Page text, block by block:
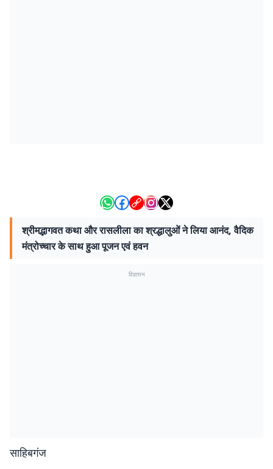
श्रीमद्भागवत कथा और रासलीला का श्रद्धालुओं ने लिया आनंद, वैदिक
मंत्रोच्चार के साथ हुआ पूजन एवं हवन
विज्ञापन
साहिबगंज